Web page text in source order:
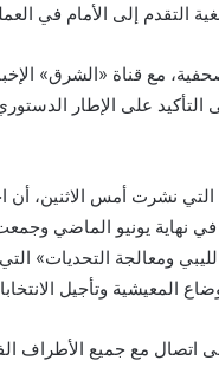
التقدم إلى الأمام في
مع قناة «الشرق»
التأكيد على الإطار
التي نشرت أمس الاثنين،
نهاية يونيو الماضي
ومعالجة التحديات»
المعيشية وتأجيل
اتصال مع جميع الأطراف